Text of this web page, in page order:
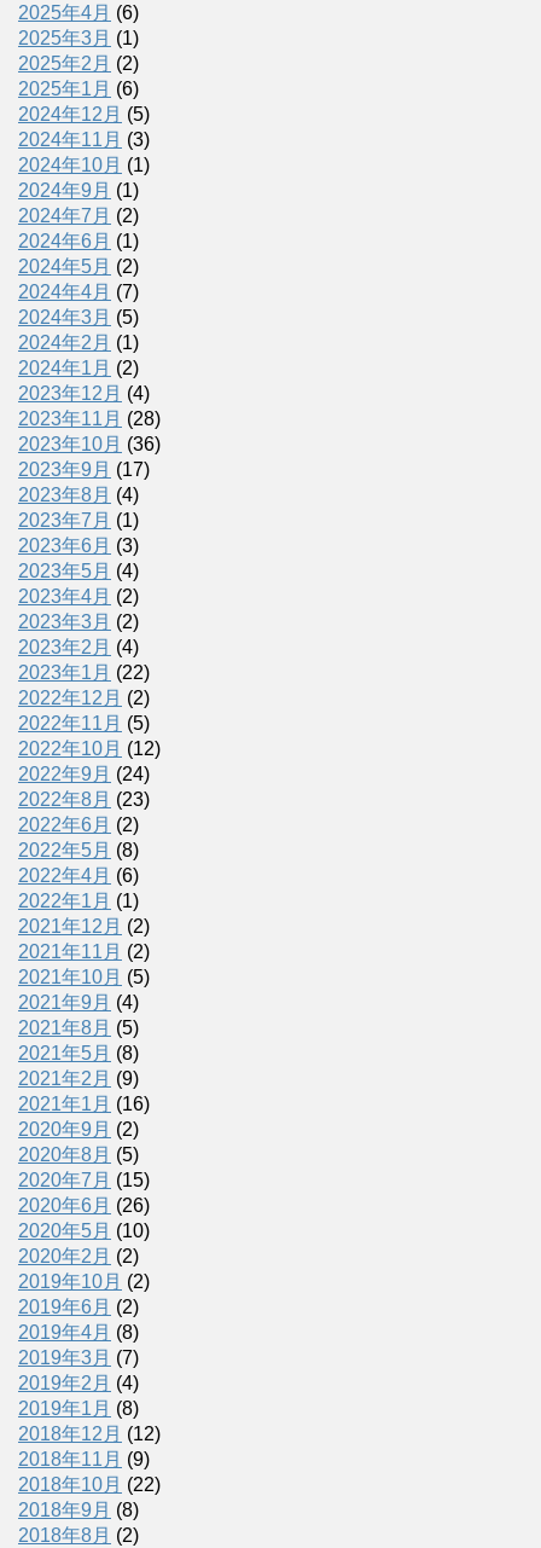
2025年4月 (6)
2025年3月 (1)
2025年2月 (2)
2025年1月 (6)
2024年12月 (5)
2024年11月 (3)
2024年10月 (1)
2024年9月 (1)
2024年7月 (2)
2024年6月 (1)
2024年5月 (2)
2024年4月 (7)
2024年3月 (5)
2024年2月 (1)
2024年1月 (2)
2023年12月 (4)
2023年11月 (28)
2023年10月 (36)
2023年9月 (17)
2023年8月 (4)
2023年7月 (1)
2023年6月 (3)
2023年5月 (4)
2023年4月 (2)
2023年3月 (2)
2023年2月 (4)
2023年1月 (22)
2022年12月 (2)
2022年11月 (5)
2022年10月 (12)
2022年9月 (24)
2022年8月 (23)
2022年6月 (2)
2022年5月 (8)
2022年4月 (6)
2022年1月 (1)
2021年12月 (2)
2021年11月 (2)
2021年10月 (5)
2021年9月 (4)
2021年8月 (5)
2021年5月 (8)
2021年2月 (9)
2021年1月 (16)
2020年9月 (2)
2020年8月 (5)
2020年7月 (15)
2020年6月 (26)
2020年5月 (10)
2020年2月 (2)
2019年10月 (2)
2019年6月 (2)
2019年4月 (8)
2019年3月 (7)
2019年2月 (4)
2019年1月 (8)
2018年12月 (12)
2018年11月 (9)
2018年10月 (22)
2018年9月 (8)
2018年8月 (2)